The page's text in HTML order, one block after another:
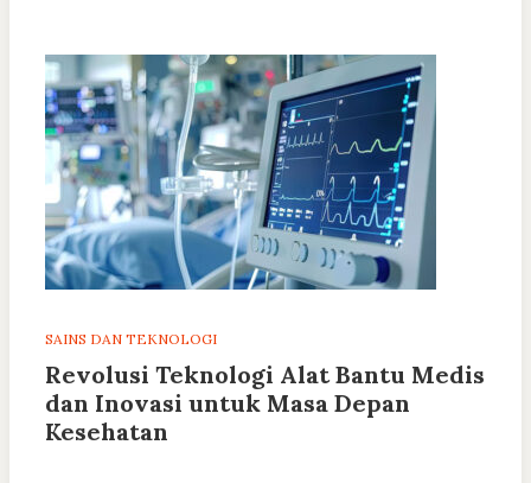
SAINS DAN TEKNOLOGI
Revolusi Teknologi Alat Bantu Medis
dan Inovasi untuk Masa Depan
Kesehatan